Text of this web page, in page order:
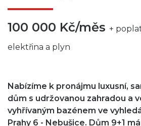
100 000 Kč/měs +
elektřina a plyn
Nabízíme k pronájmu luxusní,
dům s udržovanou zahradou a
vyhřívaným bazénem ve
Prahy 6 - Nebušice. Dům 9+1